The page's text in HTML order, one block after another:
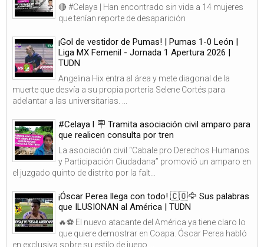
🔴 #Celaya | Han encontrado sin vida a 14 mujeres
que tenían reporte de desaparición
¡Gol de vestidor de Pumas! | Pumas 1-0 León |
Liga MX Femenil - Jornada 1 Apertura 2026 |
TUDN
Angelina Hix entra al área y mete diagonal de la
muerte que desvía a su propia portería Selene Cortés para
adelantar a las universitarias. ...
#Celaya l 🪧 Tramita asociación civil amparo para
que realicen consulta por tren
La asociación civil “Cabale pro Derechos Humanos
y Participación Ciudadana” promovió un amparo en
el juzgado quinto de distrito por la falt...
¡Óscar Perea llega con todo! 🇨🇴🦅 Sus palabras
que ILUSIONAN al América | TUDN
🔥⚽ El nuevo atacante del América ya tiene claro lo
que quiere demostrar en Coapa. Óscar Perea habló
en exclusiva sobre su estilo de juego,...